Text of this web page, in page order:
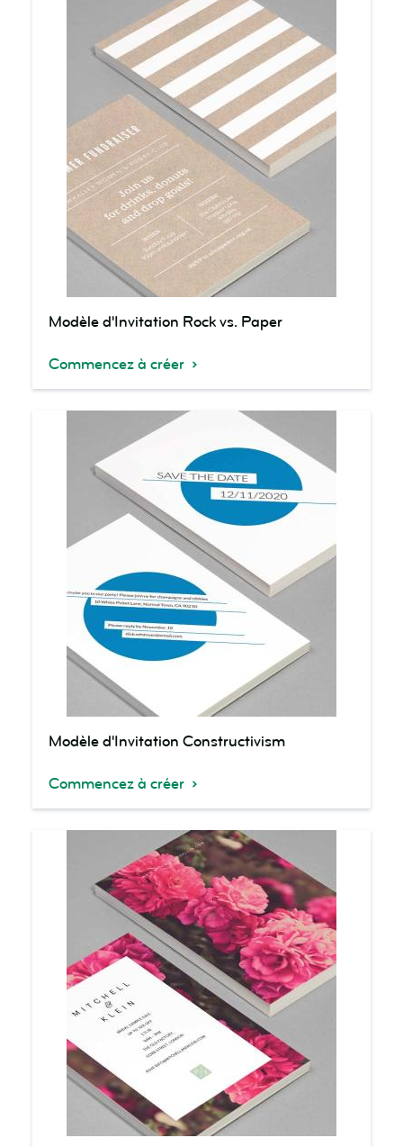
d'Invitation
Paper
Modèle d'Invitation Rock vs. Paper
Commencez à créer
d'Invitation
Modèle d'Invitation Constructivism
Commencez à créer